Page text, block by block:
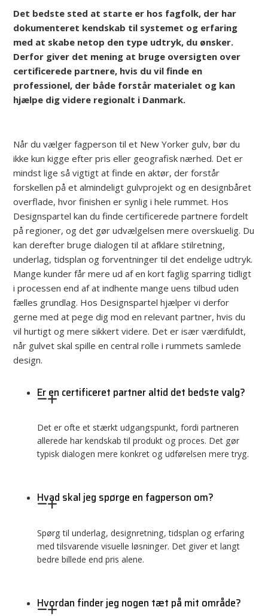
Det bedste sted at starte er hos fagfolk, der har
dokumenteret kendskab til systemet og erfaring
med at skabe netop den type udtryk, du ønsker.
Derfor giver det mening at bruge oversigten over
certificerede partnere, hvis du vil finde en
professionel, der både forstår materialet og kan
hjælpe dig videre regionalt i Danmark.
Når du vælger fagperson til et New Yorker gulv, bør du
ikke kun kigge efter pris eller geografisk nærhed. Det er
mindst lige så vigtigt at finde en aktør, der forstår
forskellen på et almindeligt gulvprojekt og en designbåret
overflade, hvor finishen er synlig i hele rummet. Hos
Designspartel kan du finde certificerede partnere fordelt
på regioner, og det gør udvælgelsen mere overskuelig. Du
kan derefter bruge dialogen til at afklare stilretning,
underlag, tidsplan og forventninger til det endelige udtryk.
Mange kunder får mere ud af en kort faglig sparring tidligt
i processen end af at indhente mange uens tilbud uden
fælles grundlag. Hos Designspartel hjælper vi derfor
gerne med at pege dig mod en relevant partner, hvis du
vil hurtigt og mere sikkert videre. Det er især værdifuldt,
når gulvet skal spille en central rolle i rummets samlede
design.
Er en certificeret partner altid det bedste valg?
Det er ofte et stærkt udgangspunkt, fordi partneren
allerede har kendskab til produkt og proces. Det gør
typisk dialogen mere konkret og udførelsen mere tryg.
Hvad skal jeg spørge en fagperson om?
Spørg til underlag, designretning, tidsplan og erfaring
med tilsvarende visuelle løsninger. Det giver et langt
bedre billede end pris alene.
Hvordan finder jeg nogen tæt på mit område?